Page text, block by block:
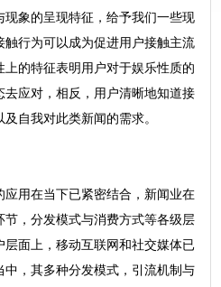
象的呈现特征，给予我们一些现
行为可以成为促进用户接触主流
的特征表明用户对于娱乐性质的
应对，相反，用户清晰地知道接
自我对此类新闻的需求。
用在当下已紧密结合，新闻业在
，分发模式与消费方式等各级层
面上，移动互联网和社交媒体已
，其多种分发模式，引流机制与